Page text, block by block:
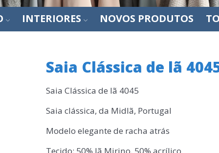
INTERIORES NOVOS PRODUTOS
Saia Clássica de lã
Saia Clássica de lã 4045
Saia clássica, da Midlã, Portugal
Modelo elegante de racha atrás